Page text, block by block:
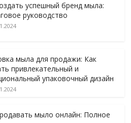
успешный бренд мыла:
руководство
мыла для продажи: Как
привлекательный и
упаковочный дизайн
мыло онлайн: Полное